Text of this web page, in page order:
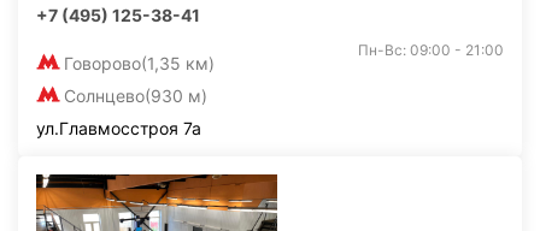
+7 (495) 125-38-41
Говорово(1,35 км)
Солнцево(930 м)
Пн-Вс: 09:00 - 21:00
ул.Главмосстроя 7а